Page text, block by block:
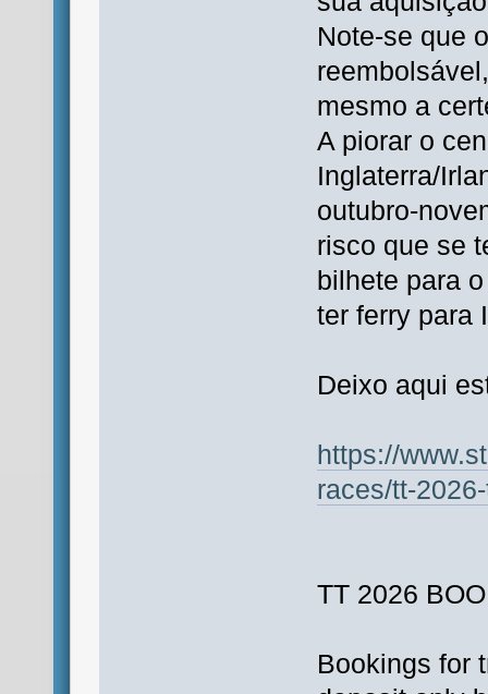
Note-se que
mesmo a
A piorar o
Inglaterra/
outubro-
risco que se
bilhete para
ter ferry para
Deixo aqui
https://
races/tt-
TT 2026
Bookings for